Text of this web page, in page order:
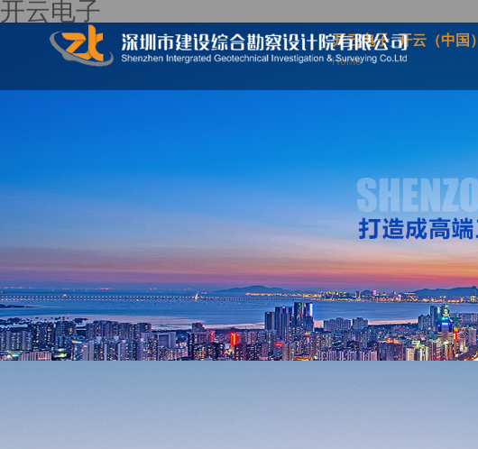
开云电子
开云电子_开云（中国）
Home